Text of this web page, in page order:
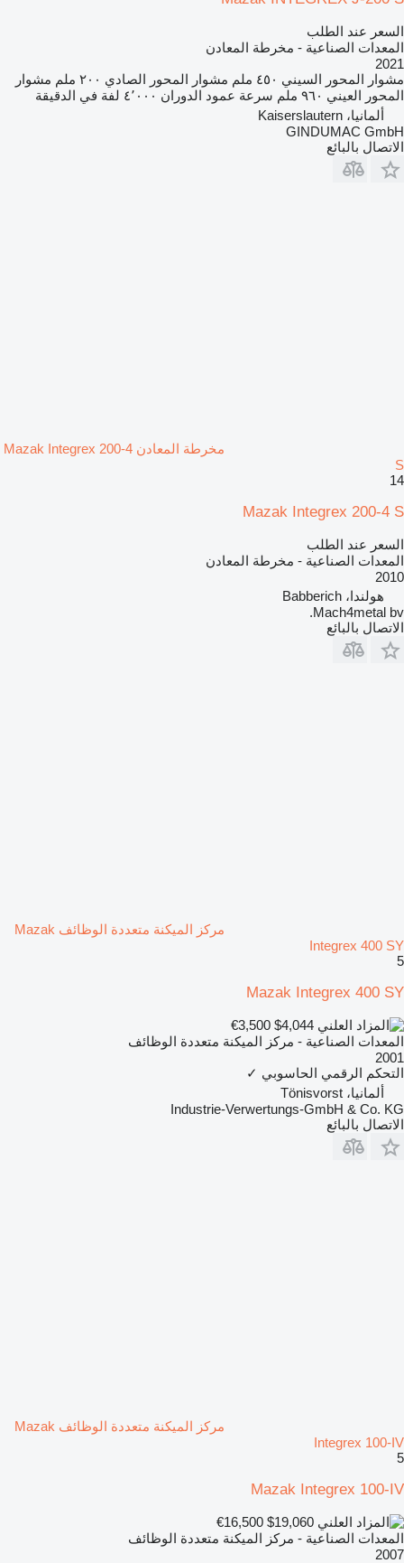
السعر عند الطلب
المعدات الصناعية - مخرطة المعادن
2021
مشوار المحور السيني ٤٥٠ ملم مشوار المحور الصادي ٢٠٠ ملم
مشوار
المحور العيني ٩٦٠ ملم سرعة عمود الدوران ٤٬٠٠٠ لفة في الدقيقة
ألمانيا، Kaiserslautern
GINDUMAC GmbH
الاتصال بالبائع
مخرطة المعادن Mazak Integrex 200-4
S
14
Mazak Integrex 200-4 S
السعر عند الطلب
المعدات الصناعية - مخرطة المعادن
2010
هولندا، Babberich
Mach4metal bv.
الاتصال بالبائع
مركز الميكنة متعددة الوظائف Mazak
Integrex 400 SY
5
Mazak Integrex 400 SY
€3,500
المعدات الصناعية - مركز الميكنة متعددة الوظائف
2001
التحكم الرقمي الحاسوبي ✓
ألمانيا، Tönisvorst
Industrie-Verwertungs-GmbH & Co. KG
الاتصال بالبائع
مركز الميكنة متعددة الوظائف Mazak
Integrex 100-IV
5
Mazak Integrex 100-IV
€16,500
المعدات الصناعية - مركز الميكنة متعددة الوظائف
2007